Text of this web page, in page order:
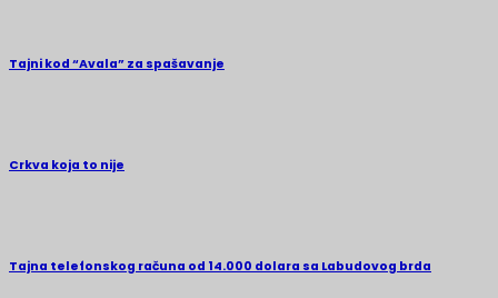
Tajni kod “Avala” za spašavanje
Crkva koja to nije
Tajna telefonskog računa od 14.000 dolara sa Labudovog brda